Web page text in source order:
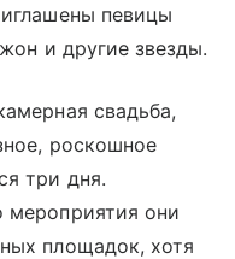
певицы
и другие звезды.
свадьба,
роскошное
три дня.
мероприятия они
площадок, хотя